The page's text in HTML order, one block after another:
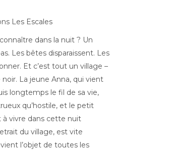
Les Escales
dans la nuit ? Un
Les bêtes disparaissent. Les
Et c’est tout un village –
La jeune Anna, qui vient
longtemps le fil de sa vie,
qu’hostile, et le petit
à vivre dans cette nuit
du village, est vite
l’objet de toutes les